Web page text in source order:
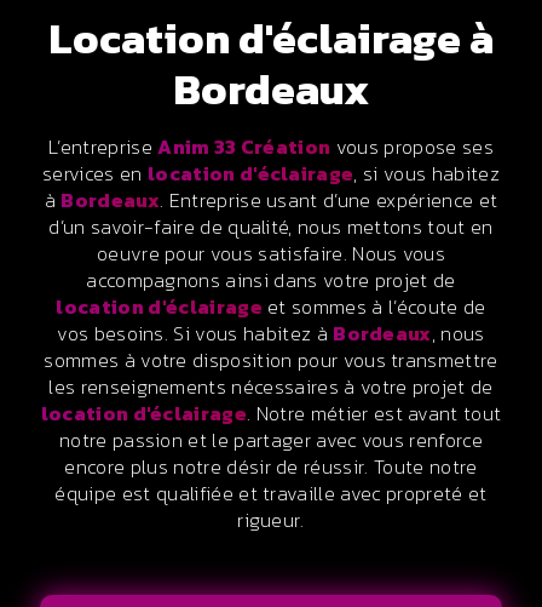
location d'éclairage à
Bordeaux
L’entrepriseAnim 33 Création vous propose ses
services en location d'éclairage, si vous habitez
à Bordeaux. Entreprise usant d’une expérience et
d’un savoir-faire de qualité, nous mettons tout en
oeuvre pour vous satisfaire. Nous vous
accompagnons ainsi dans votre projet de
location d'éclairage et sommes à l’écoute de
vos besoins. Si vous habitez à Bordeaux, nous
sommes à votre disposition pour vous transmettre
les renseignements nécessaires à votre projet de
location d'éclairage. Notre métier est avant tout
notre passion et le partager avec vous renforce
encore plus notre désir de réussir. Toute notre
équipe est qualifiée et travaille avec propreté et
rigueur.